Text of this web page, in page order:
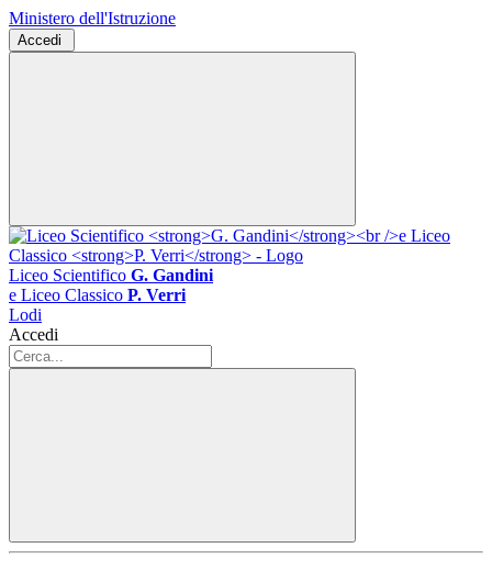
Ministero dell'Istruzione
Accedi
Liceo Scientifico G. Gandini
e Liceo Classico P. Verri
Lodi
Accedi